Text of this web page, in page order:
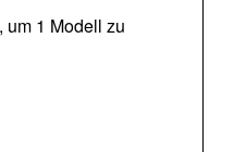
1 Modell zu